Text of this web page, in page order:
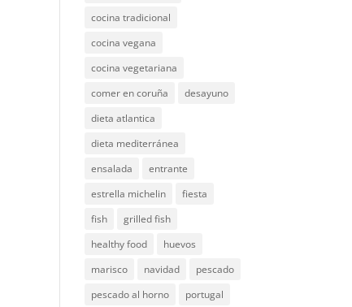
cocina tradicional
cocina vegana
cocina vegetariana
comer en coruña
desayuno
dieta atlantica
dieta mediterránea
ensalada
entrante
estrella michelin
fiesta
fish
grilled fish
healthy food
huevos
marisco
navidad
pescado
pescado al horno
portugal